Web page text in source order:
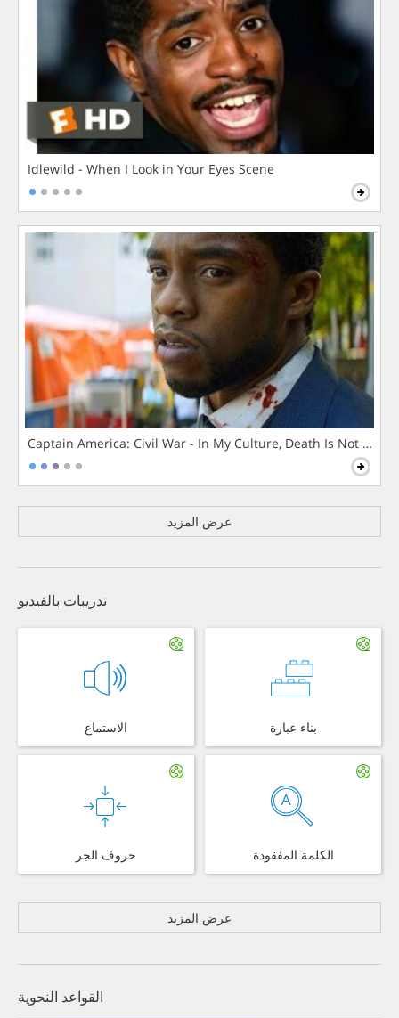
Idlewild - When I Look in Your Eyes Scene
Captain America: Civil War - In My Culture, Death Is Not The
عرض المزيد
تدريبات بالفيديو
الاستماع بناء عبارة
حروف الجر الكلمة المفقودة
عرض المزيد
القواعد النحوية